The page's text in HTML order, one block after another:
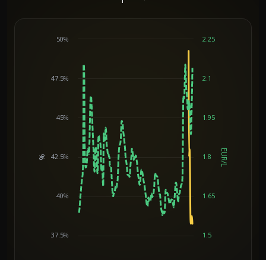
% EUR/L
37.5%
40%
42.5%
45%
47.5%
50%
1.5
1.65
1.8
1.95
2.1
2.25